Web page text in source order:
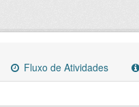
Fluxo de Atividades